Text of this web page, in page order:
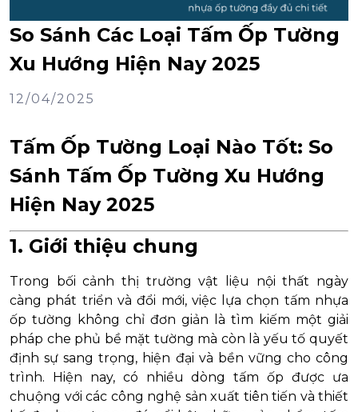
So Sánh Các Loại Tấm Ốp Tường
Xu Hướng Hiện Nay 2025
12/04/2025
Tấm Ốp Tường Loại Nào Tốt: So
Sánh Tấm Ốp Tường Xu Hướng
Hiện Nay 2025
1. Giới thiệu chung
Trong bối cảnh thị trường vật liệu nội thất ngày
càng phát triển và đổi mới, việc lựa chọn tấm nhựa
ốp tường không chỉ đơn giản là tìm kiếm một giải
pháp che phủ bề mặt tường mà còn là yếu tố quyết
định sự sang trọng, hiện đại và bền vững cho công
trình. Hiện nay, có nhiều dòng tấm ốp được ưa
chuộng với các công nghệ sản xuất tiên tiến và thiết